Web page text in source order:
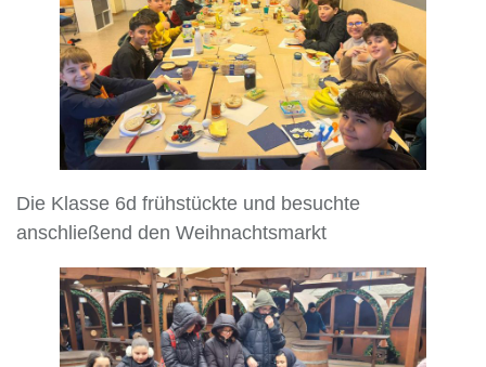
Die Klasse 6d frühstückte und besuchte
anschließend den Weihnachtsmarkt